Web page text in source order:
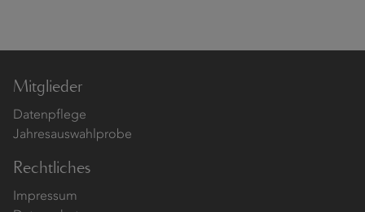
Mitglieder
Datenpflege
Jahresauswahlprobe
Rechtliches
Impressum